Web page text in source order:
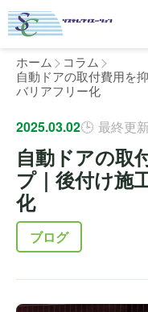
サービス紹介
料金
よくある質問
個人宅
介護・医療施設
ホテル
東京
施工事例
完全ガイド
ホーム
コラム
自動ドアの取付費用を
バリアフリー化
2025.03.02 最終更
自動ドアの取
プ｜後付け施
化
ブログ